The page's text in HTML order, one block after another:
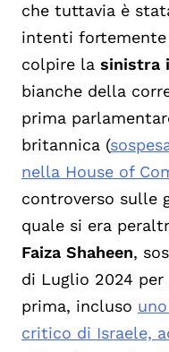
che tuttavia è
intenti
colpire la sinistra
bianche della
prima
britannica (
nella House of
controverso sulle
quale si era
Faiza Shaheen,
di Luglio 2024
prima, incluso
critico di Israele,